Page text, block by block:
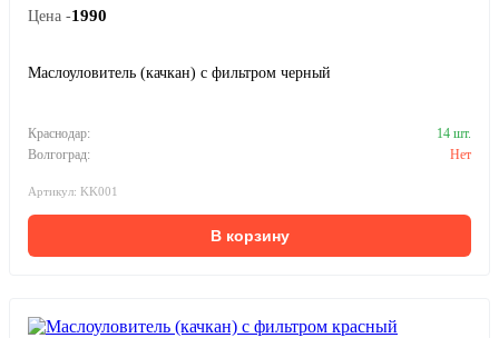
Цена -1990
Маслоуловитель (качкан) с фильтром черный
Краснодар:
14 шт.
Волгоград:
Нет
Артикул: KK001
В корзину